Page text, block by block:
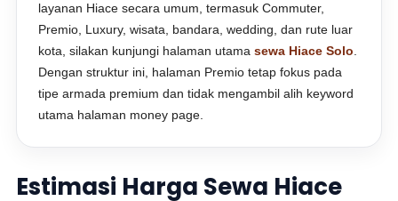
layanan Hiace secara umum, termasuk Commuter,
Premio, Luxury, wisata, bandara, wedding, dan rute luar
kota, silakan kunjungi halaman utamasewa Hiace Solo
Dengan struktur ini, halaman Premio tetap fokus pada
tipe armada premium dan tidak mengambil alih keyword
utama halaman money page.
Estimasi Harga Sewa Hiace